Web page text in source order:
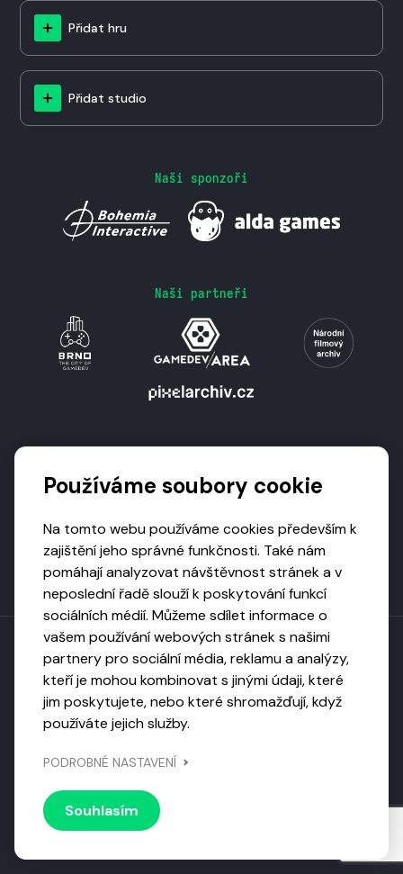
Přidat hru
Přidat studio
Naši sponzoři
Naši partneři
Toto dílo podléhá licenci CC BY-NC-ND
Uveďte původ, neužívejte komerčně, nezpracovávejte.
Národní knihovnou ČR
© 2026 Visiongame. Všechna práva vyhrazena.
ochrany soukromí
Používáme soubory cookie
Na tomto webu používáme cookies především k
zajištění jeho správné funkčnosti. Také nám
pomáhají analyzovat návštěvnost stránek a v
neposlední řadě slouží k poskytování funkcí
sociálních médií. Můžeme sdílet informace o
vašem používání webových stránek s našimi
partnery pro sociální média, reklamu a analýzy,
kteří je mohou kombinovat s jinými údaji, které
jim poskytujete, nebo které shromažďují, když
používáte jejich služby.
PODROBNÉ NASTAVENÍ
Souhlasím